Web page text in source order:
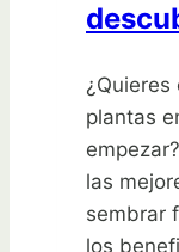
plantas
las
sembrar
los